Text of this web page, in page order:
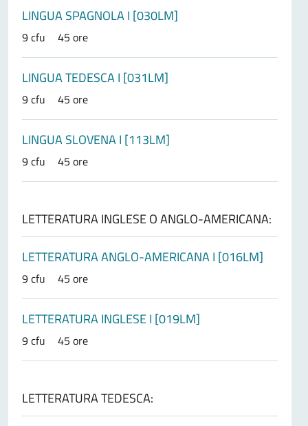
LINGUA SPAGNOLA I [030LM]
9 cfu 45 ore
LINGUA TEDESCA I [031LM]
9 cfu 45 ore
LINGUA SLOVENA I [113LM]
9 cfu 45 ore
LETTERATURA INGLESE O ANGLO-AMERICANA:
LETTERATURA ANGLO-AMERICANA I [016LM]
9 cfu 45 ore
LETTERATURA INGLESE I [019LM]
9 cfu 45 ore
LETTERATURA TEDESCA: